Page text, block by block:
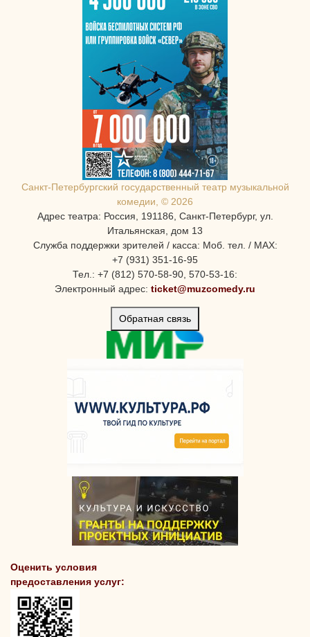
Санкт-Петербургcкий государственный театр музыкальной
комедии, © 2026
Адрес театра: Россия, 191186, Санкт-Петербург, ул.
Итальянская, дом 13
Служба поддержки зрителей / касса: Моб. тел. / MAX:
+7 (931) 351-16-95
Тел.: +7 (812) 570-58-90, 570-53-16:
Электронный адрес: ticket@muzcomedy.ru
Обратная связь
Оценить условия
предоставления услуг: